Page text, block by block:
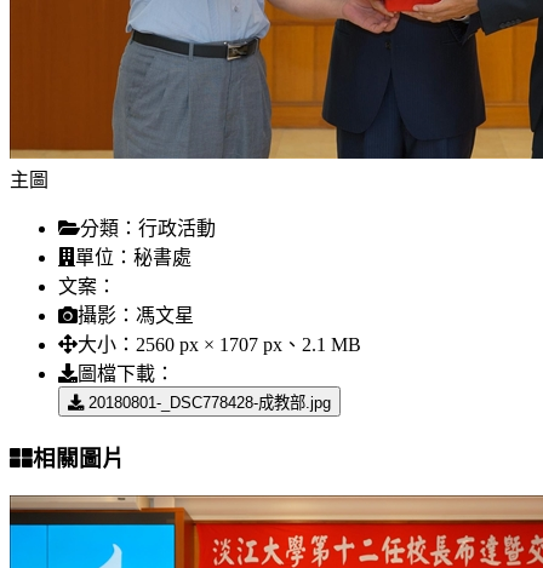
主圖
分類： 行政活動
單位： 秘書處
文案：
攝影： 馮文星
大小： 2560 px × 1707 px、2.1 MB
圖檔下載：
20180801-_DSC778428-成教部.jpg
相關圖片